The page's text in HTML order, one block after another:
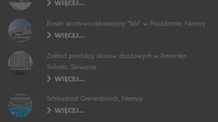
WIĘCEJ...
Basen sportowo-rekreacyjny "blu" w Poczdamie, Niemcy
WIĘCEJ...
Zakład produkcji silosów zbożowych w Rimavska
Sobota, Słowacja
WIĘCEJ...
Schlossbad Grevenbroich, Niemcy
WIĘCEJ...